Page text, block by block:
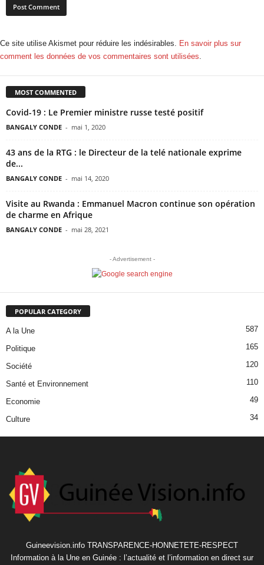
Ce site utilise Akismet pour réduire les indésirables. En savoir plus sur
comment les données de vos commentaires sont utilisées.
MOST COMMENTED
Covid-19 : Le Premier ministre russe testé positif
BANGALY CONDE - mai 1, 2020
43 ans de la RTG : le Directeur de la telé nationale exprime
de...
BANGALY CONDE - mai 14, 2020
Visite au Rwanda : Emmanuel Macron continue son opération
de charme en Afrique
BANGALY CONDE - mai 28, 2021
- Advertisement -
POPULAR CATEGORY
A la Une 587
Politique 165
Société 120
Santé et Environnement 110
Economie 49
Culture 34
Guineevision.info TRANSPARENCE-HONNETETE-RESPECT
Information à la Une en Guinée : l’actualité et l’information en direct sur